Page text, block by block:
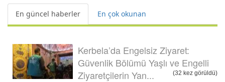
En güncel haberler En çok okunan
Kerbela’da Engelsiz Ziyaret:
Güvenlik Bölümü Yaşlı ve Engelli
Ziyaretçilerin Yan...
(32 kez görüldü)